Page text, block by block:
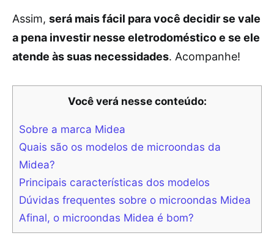
Assim, será mais fácil para você decidir se vale
a pena investir nesse eletrodoméstico e se ele
atende às suas necessidades. Acompanhe!
Você verá nesse conteúdo:
Sobre a marca Midea
Quais são os modelos de microondas da
Midea?
Principais características dos modelos
Dúvidas frequentes sobre o microondas Midea
Afinal, o microondas Midea é bom?